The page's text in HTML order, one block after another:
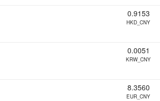
0.9153
HKD_CNY
0.0051
KRW_CNY
8.3560
EUR_CNY